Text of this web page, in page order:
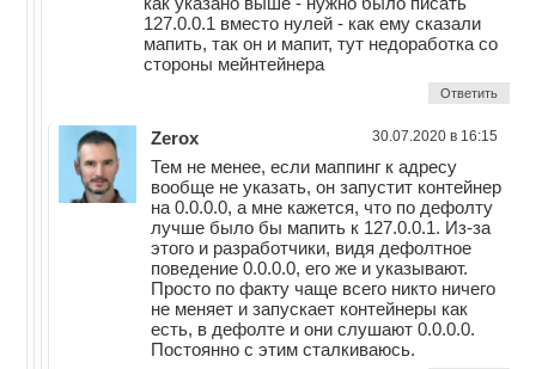
127.0.0.1 вместо нулей - как ему сказали
мапить, так он и мапит, тут недоработка со
стороны мейнтейнера
Ответить
Zerox 30.07.2020 в 16:15
Тем не менее, если маппинг к адресу
вообще не указать, он запустит контейнер
на 0.0.0.0, а мне кажется, что по дефолту
лучше было бы мапить к 127.0.0.1. Из-за
этого и разработчики, видя дефолтное
поведение 0.0.0.0, его же и указывают.
Просто по факту чаще всего никто ничего
не меняет и запускает контейнеры как
есть, в дефолте и они слушают 0.0.0.0.
Постоянно с этим сталкиваюсь.